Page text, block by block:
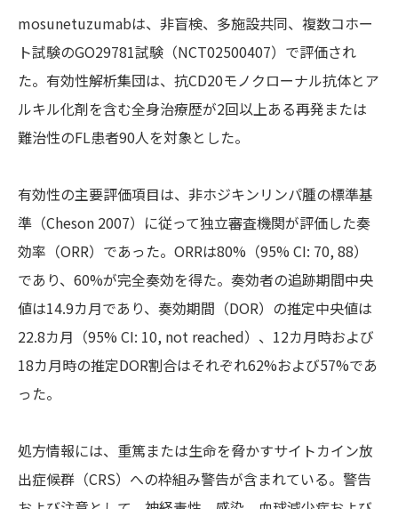
mosunetuzumabは、非盲検、多施設共同、複数コホー
ト試験のGO29781試験（NCT02500407）で評価され
た。有効性解析集団は、抗CD20モノクローナル抗体とア
ルキル化剤を含む全身治療歴が2回以上ある再発または
難治性のFL患者90人を対象とした。
有効性の主要評価項目は、非ホジキンリンパ腫の標準基
準（Cheson 2007）に従って独立審査機関が評価した奏
効率（ORR）であった。ORRは80%（95% CI: 70, 88）
であり、60%が完全奏効を得た。奏効者の追跡期間中央
値は14.9カ月であり、奏効期間（DOR）の推定中央値は
22.8カ月（95% CI: 10, not reached）、12カ月時および
18カ月時の推定DOR割合はそれぞれ62%および57%であ
った。
処方情報には、重篤または生命を脅かすサイトカイン放
出症候群（CRS）への枠組み警告が含まれている。警告